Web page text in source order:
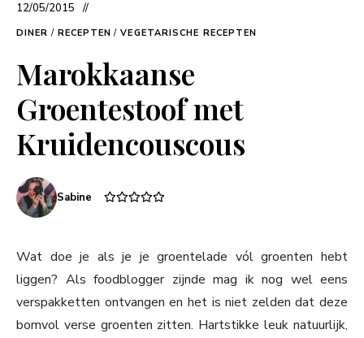
12/05/2015
DINER / RECEPTEN / VEGETARISCHE RECEPTEN
Marokkaanse
Groentestoof met
Kruidencouscous
Sabine
Wat doe je als je je groentelade vól groenten hebt
liggen? Als foodblogger zijnde mag ik nog wel eens
verspakketten ontvangen en het is niet zelden dat deze
bomvol verse groenten zitten. Hartstikke leuk natuurlijk,